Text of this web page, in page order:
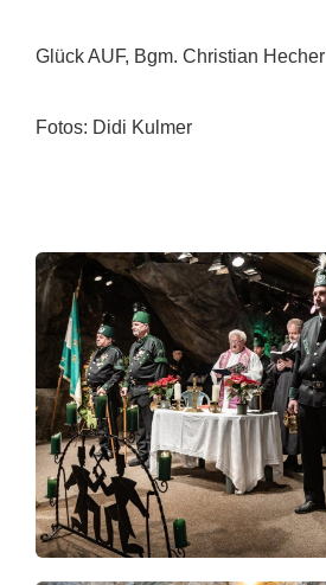
Glück AUF, Bgm. Christian Hecher
Fotos: Didi Kulmer